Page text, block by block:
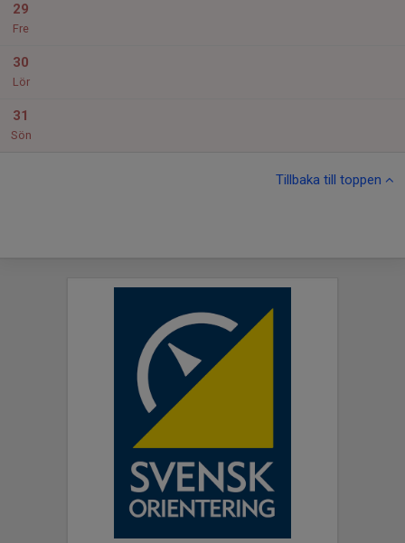
29
Fre
30
Lör
31
Sön
Tillbaka till toppen